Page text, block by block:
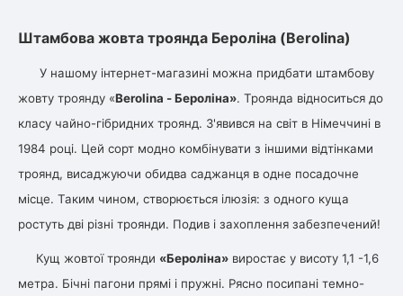
Штамбова жовта троянда Бероліна (Berolina)
У нашому інтернет-магазині можна придбати штамбову
жовту троянду «Berolina - Бероліна». Троянда відноситься до
класу чайно-гібридних троянд. З'явився на світ в Німеччині в
1984 році. Цей сорт модно комбінувати з іншими відтінками
троянд, висаджуючи обидва саджанця в одне посадочне
місце. Таким чином, створюється ілюзія: з одного куща
ростуть дві різні троянди. Подив і захоплення забезпечений!
Кущ жовтої троянди «Бероліна» виростає у висоту 1,1 -1,6
метра. Бічні пагони прямі і пружні. Рясно посипані темно-